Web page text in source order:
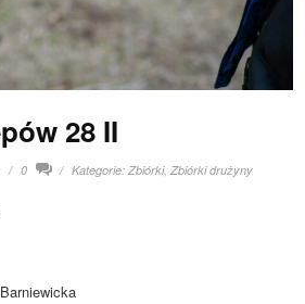
28 II
0 Kategorie:Zbiórki,Zbiórki drużyny